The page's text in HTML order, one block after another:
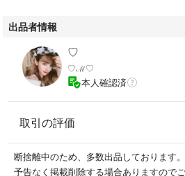
出品者情報
♡
♡ℳ♡
本人確認済
取引の評価
断捨離中のため、多数出品しております。
予告なく掲載削除する場合ありますので